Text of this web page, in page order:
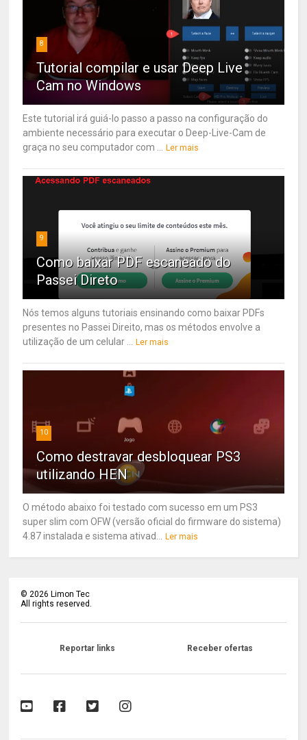
8
Tutorial compilar e usar Deep Live
Cam no Windows
Este tutorial irá guiá-lo passo a passo na configuração do
ambiente necessário para executar o Deep-Live-Cam de
graça no seu computador com ... Ler mais
9
Como baixar PDF escaneado do
Passei Direto
Nós temos alguns tutoriais ensinando como baixar PDFs
presentes no Passei Direito, mas os métodos envolve a
utilização de um celular ... Ler mais
10
Como destravar desbloquear PS3
utilizando HEN
O método abaixo foi testado com sucesso em um PS3
super slim com OFW (versão oficial do firmware do sistema)
4.87 instalada e sistema ativad... Ler mais
©2026 Limon Tec
All rights reserved.
Reportar links Receber ofertas